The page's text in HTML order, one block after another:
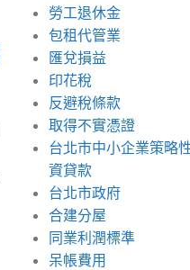
勞工退休金
包租代管業
匯兌損益
印花稅
反避稅條款
取得不實憑證
台北市中小企業策略
資貸款
台北市政府
合建分屋
同業利潤標準
呆帳費用